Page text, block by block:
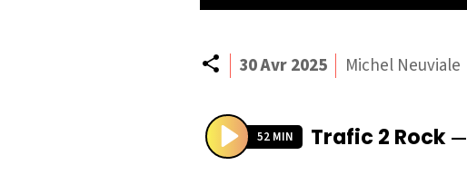
Partager
30 Avr 2025 Michel Neuviale
P
52 MIN Trafic 2 Rock—